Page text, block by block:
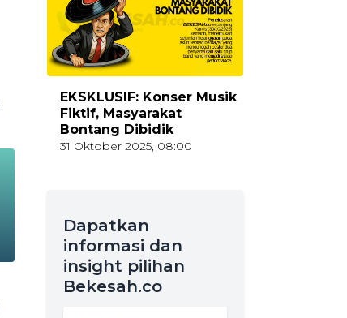
EKSKLUSIF: Konser Musik
Fiktif, Masyarakat
Bontang Dibidik
31 Oktober 2025, 08:00
Dapatkan
informasi dan
insight pilihan
Bekesah.co